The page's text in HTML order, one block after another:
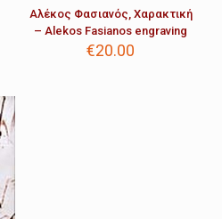
Αλέκος Φασιανός, Χαρακτική
– Alekos Fasianos engraving
€20.00